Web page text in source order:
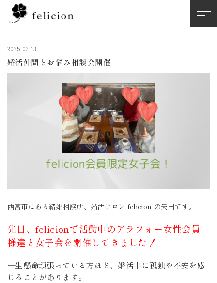
2025.02.13
婚活仲間とお悩み相談会開催
西宮市にある結婚相談所、婚活サロン felicion の矢田です。
先日、felicionで活動中のアラフォー女性会員
様達と女子会を開催してきました！
一生懸命頑張っている方ほど、婚活中に孤独や不安を感
じることがあります。